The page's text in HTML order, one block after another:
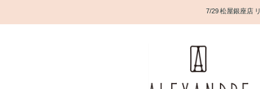
7/29 松屋銀座店 リニューアルオープン